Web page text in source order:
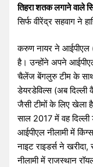
तिहरा शतक लगाने वाले
सिर्फ वीरेंद्र सहवाग ने
करुण नायर ने आईपीएल
है। उन्होंने अपने
चैलेंज बेंगलुरु टीम के साथ
डेयरडेविल्स (अब
जैसी टीमों के लिए खेला
साल 2017 में वह
आईपीएल नीलामी में
नाइट राइडर्स ने
नीलामी में राजस्थान